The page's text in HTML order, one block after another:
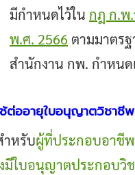
มีกำหนดไว้ใน กฎ ก.พ.
พ.ศ. 2566 ตามมาตร
สำนักงาน กพ. กำหนด
ต่ออายุใบอนุญาตวิชาชี
ำหรับผู้ที่ประกอบอาชี
มีใบอนุญาตประกอบวิ